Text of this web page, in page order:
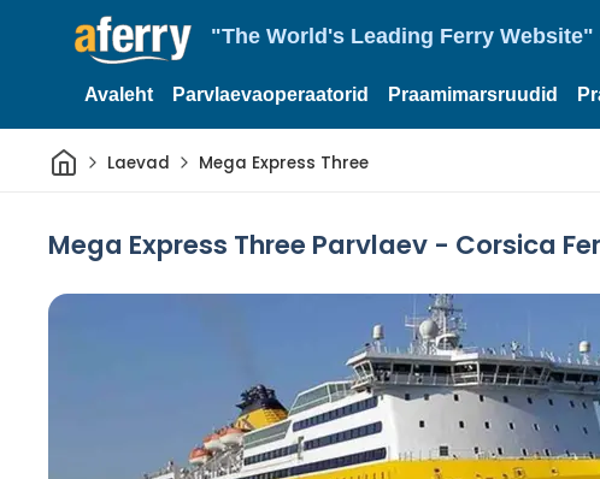
"The World's Leading Ferry Website"
Avaleht Parvlaevaoperaatorid Praamimarsruudid
Avaleht
Laevad Mega Express Three
Mega Express Three Parvlaev - Corsica